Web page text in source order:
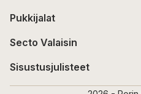
Pukkijalat
Secto Valaisin
Sisustusjulisteet